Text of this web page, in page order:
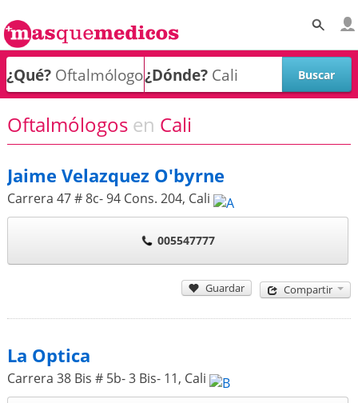
¿Qué? ¿Dónde?
Oftalmólogos en Cali
Jaime Velazquez O'byrne
Carrera 47 # 8c- 94 Cons. 204, Cali
005547777
Guardar Compartir
La Optica
Carrera 38 Bis # 5b- 3 Bis- 11, Cali